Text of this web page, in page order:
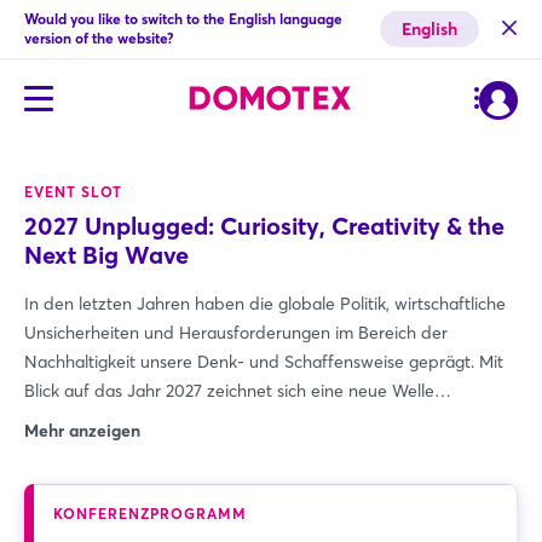
Would you like to switch to the English language
version of the website?
English
EVENT SLOT
2027 Unplugged: Curiosity, Creativity & the
Next Big Wave
In den letzten Jahren haben die globale Politik, wirtschaftliche
Unsicherheiten und Herausforderungen im Bereich der
Nachhaltigkeit unsere Denk- und Schaffensweise geprägt. Mit
Blick auf das Jahr 2027 zeichnet sich eine neue Welle
innovativer Lösungen ab. Es ist mit einer erneuten Fokussierung
Vorstellungen von Luxus weichen entspannteren, partizipativen
Mehr anzeigen
KONFERENZPROGRAMM